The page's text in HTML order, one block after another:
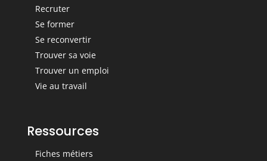
Recruter
Se former
Se reconvertir
Trouver sa voie
Trouver un emploi
Vie au travail
Ressources
Fiches métiers